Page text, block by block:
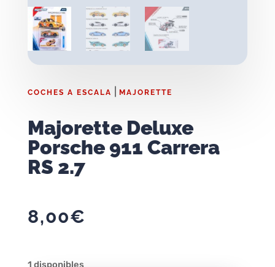
COCHES A ESCALA MAJORETTE
Majorette Deluxe
Porsche 911 Carrera
RS 2.7
8,00€
1 disponibles